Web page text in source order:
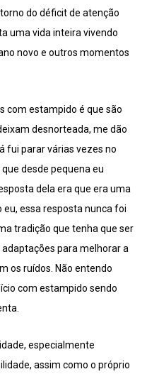
do déficit de atenção
uma vida inteira vivendo
novo e outros momentos
com estampido é que são
desnorteada, me dão
fui parar várias vezes no
desde pequena eu
dela era que era uma
essa resposta nunca foi
tradição que tenha que ser
para melhorar a
os ruídos. Não entendo
com estampido sendo
especialmente
assim como o próprio